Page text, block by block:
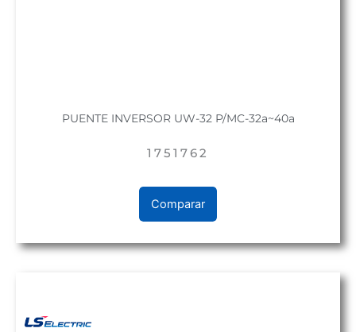
PUENTE INVERSOR UW-32 P/MC-32a~40a
1751762
Comparar